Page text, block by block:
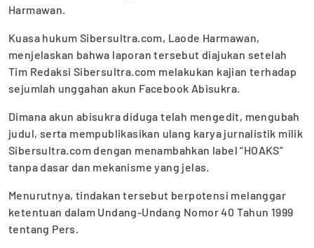
Harmawan.
Kuasa hukum Sibersultra.com, Laode Harmawan,
menjelaskan bahwa laporan tersebut diajukan setelah
Tim Redaksi Sibersultra.com melakukan kajian terhadap
sejumlah unggahan akun Facebook Abisukra.
Dimana akun abisukra diduga telah mengedit, mengubah
judul, serta mempublikasikan ulang karya jurnalistik milik
Sibersultra.com dengan menambahkan label “HOAKS”
tanpa dasar dan mekanisme yang jelas.
Menurutnya, tindakan tersebut berpotensi melanggar
ketentuan dalam Undang-Undang Nomor 40 Tahun 1999
tentang Pers.